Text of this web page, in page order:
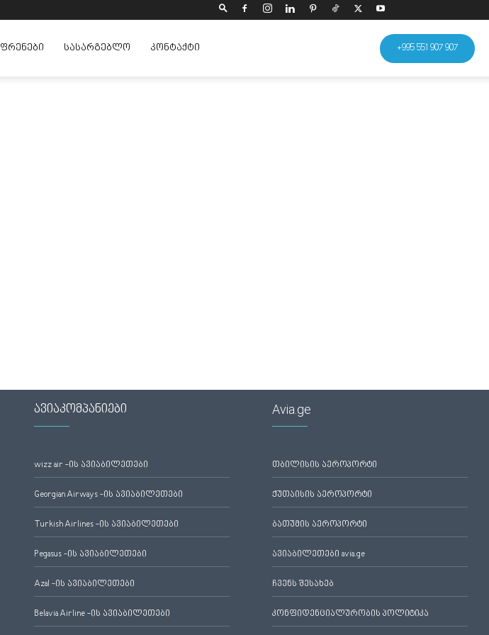
+995 551 907 907
ᲤᲠᲔᲜᲔᲑᲘ ᲡᲐᲡᲐᲠᲒᲔᲑᲚᲝ ᲙᲝᲜᲢᲐᲥᲢᲘ
ავიაკომპანიები
wizz air -ის ავიაბილეთები
Georgian Airways -ის ავიაბილეთები
Turkish Airlines -ის ავიაბილეთები
Pegasus -ის ავიაბილეთები
Azal -ის ავიაბილეთები
Belavia Airline -ის ავიაბილეთები
Avia.ge
თბილისის აეროპორტი
ქუთაისის აეროპორტი
ბათუმის აეროპორტი
ავიაბილეთები avia.ge
ჩვენს შესახებ
კონფიდენციალურობის პოლიტიკა